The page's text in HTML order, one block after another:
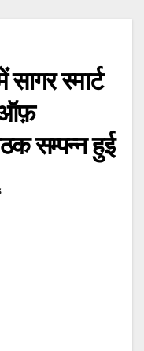
स्मार्ट
ऑफ़
सम्पन्न हुई